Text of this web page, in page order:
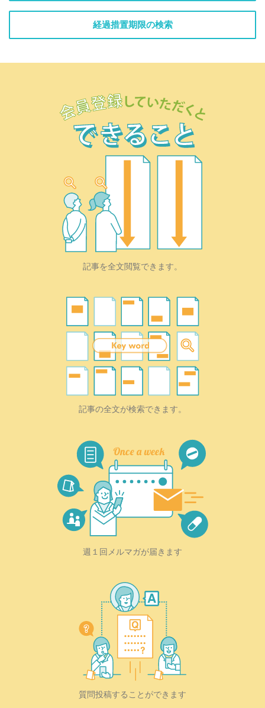
経過措置期限の検索
記事を全文閲覧できます。
記事の全文が検索できます。
週１回メルマガが届きます
質問投稿することができます